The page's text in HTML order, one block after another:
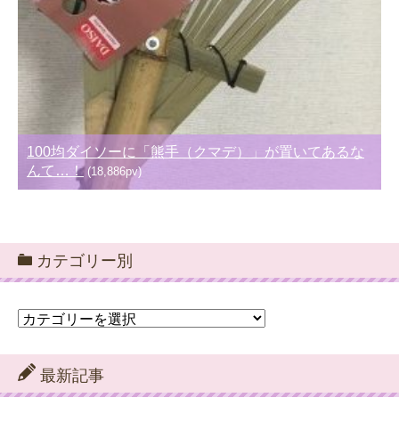
100均ダイソーに「熊手（クマデ）」が置いてあるな
んて…！(18,886pv)
カテゴリー別
カ
ゴ
リ
ー
最新記事